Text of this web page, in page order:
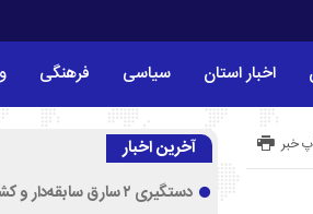
اخبار استان سیاسی فرهنگی
خبر آخرین اخبار
دستگیری ۲ سارق